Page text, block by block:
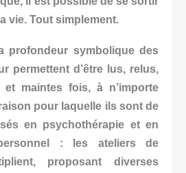
vie. Tout simplement.
profondeur symbolique des
permettent d’être lus, relus,
et maintes fois, à n’importe
pour laquelle ils sont de
en psychothérapie et en
: les ateliers de
proposant diverses